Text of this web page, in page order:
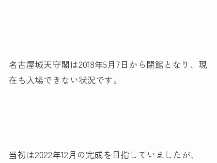
名古屋城天守閣は2018年5月7日から閉館となり、現
在も入場できない状況です。
当初は2022年12月の完成を目指していましたが、